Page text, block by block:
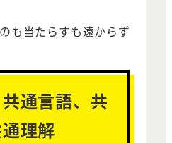
も当たらすも遠からず
通言語、共
理解